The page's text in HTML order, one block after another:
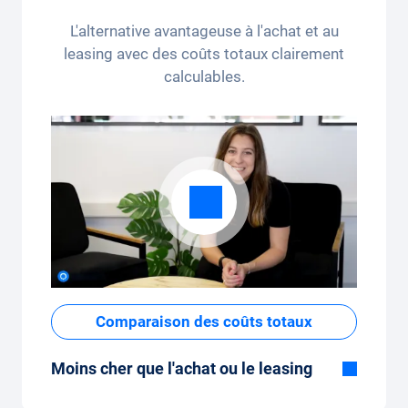
forfait kilométrique peut être ajusté
confortablement sur l'application.
L'alternative avantageuse à l'achat et au
leasing avec des coûts totaux clairement
calculables.
Comparaison des coûts totaux
Moins cher que l'achat ou le leasing